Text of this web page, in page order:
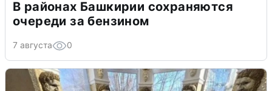
В районах Башкирии сохраняются
очереди за бензином
7 августа 0